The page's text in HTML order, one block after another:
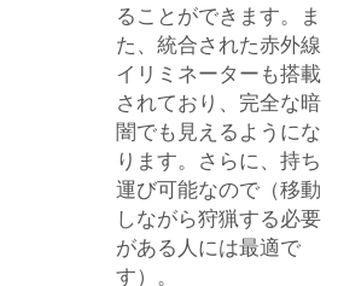
ることができます。ま
た、統合された赤外線
イリミネーターも搭載
されており、完全な暗
闇でも見えるようにな
ります。さらに、持ち
運び可能なので（移動
しながら狩猟する必要
がある人には最適で
す）。